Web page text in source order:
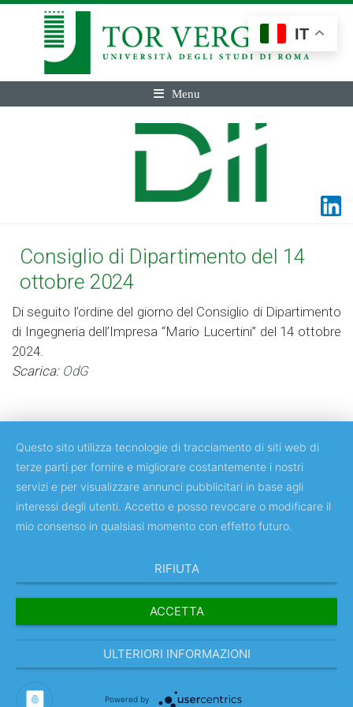
Menu
Consiglio di Dipartimento del 14
ottobre 2024
Di seguito l’ordine del giorno del Consiglio di Dipartimento
di Ingegneria dell’Impresa “Mario Lucertini” del 14 ottobre
2024.
Scarica: OdG
Copyright © 2018 Università degli Studi di Roma Tor Vergata
IT
Questo sito utilizza tecnologie di tracciamento di siti web di
terze parti per fornire e migliorare costantemente i nostri
servizi e per visualizzare annunci pubblicitari in base agli
interessi degli utenti. Accetto e posso revocare o modificare il
mio consenso in qualsiasi momento con effetto futuro.
RIFIUTA
ACCETTA
ULTERIORI INFORMAZIONI
Powered by